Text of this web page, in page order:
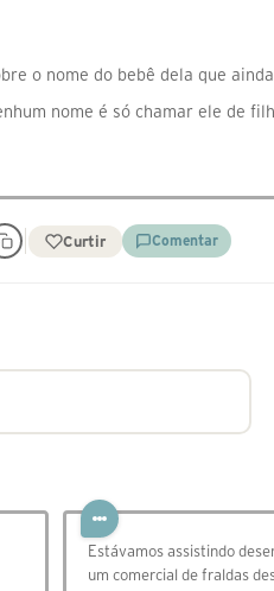
o nome do bebê dela que
nome é só chamar ele de
Curtir Comentar
Estávamos assistindo
um comercial de fraldas